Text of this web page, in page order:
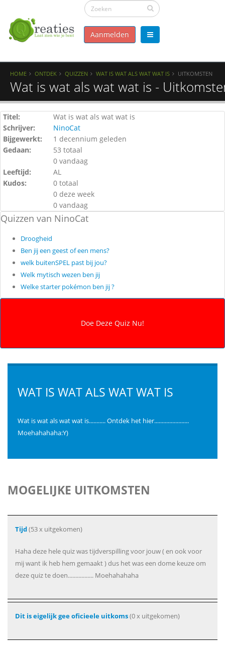
Aanmelden
HOME ONTDEK QUIZZEN WAT IS WAT ALS WAT WAT IS UITKOMSTEN
Wat is wat als wat wat is -
Titel:
Wat is wat als wat wat is
Schrijver:
NinoCat
Bijgewerkt:
1 decennium geleden
Gedaan:
53 totaal
0 vandaag
Leeftijd:
AL
Kudos:
0 totaal
0 deze week
0 vandaag
Quizzen van NinoCat
Droogheid
Ben jij een geest of een mens?
welk buitenSPEL past bij jou?
Welk mytisch wezen ben jij
Welke starter pokémon ben jij ?
WAT IS WAT ALS WAT WAT IS
Wat is wat als wat wat is........... Ontdek het hier.......................
Moehahahaha:Y)
MOGELIJKE UITKOMSTEN
Tijd(53 x uitgekomen)
Haha deze hele quiz was tijdverspilling voor jouw ( en ook voor
mij want ik heb hem gemaakt ) dus het was een dome keuze om
deze quiz te doen................. Moehahahaha
Dit is eigelijk gee oficieele uitkoms(0 x uitgekomen)